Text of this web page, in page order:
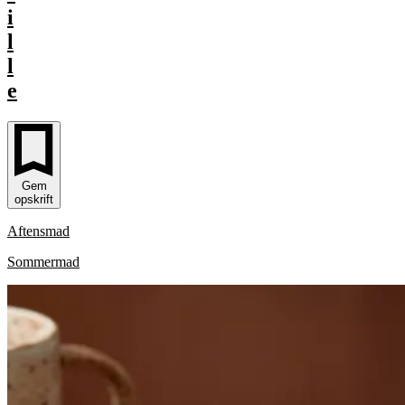
i
l
l
e
Gem
opskrift
Aftensmad
Sommermad